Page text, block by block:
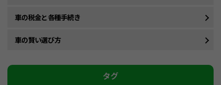
車の税金と各種手続き
車の賢い選び方
タグ